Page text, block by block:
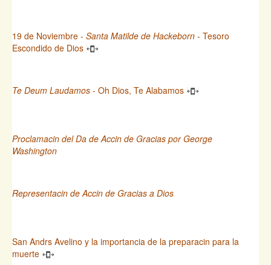
19 de Noviembre - Santa Matilde de Hackeborn - Tesoro
Escondido de Dios
Te Deum Laudamos - Oh Dios, Te Alabamos
Proclamacin del Da de Accin de Gracias por George
Washington
Representacin de Accin de Gracias a Dios
San Andrs Avelino y la importancia de la preparacin para la
muerte